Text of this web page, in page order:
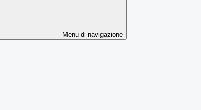
Menu di navigazione